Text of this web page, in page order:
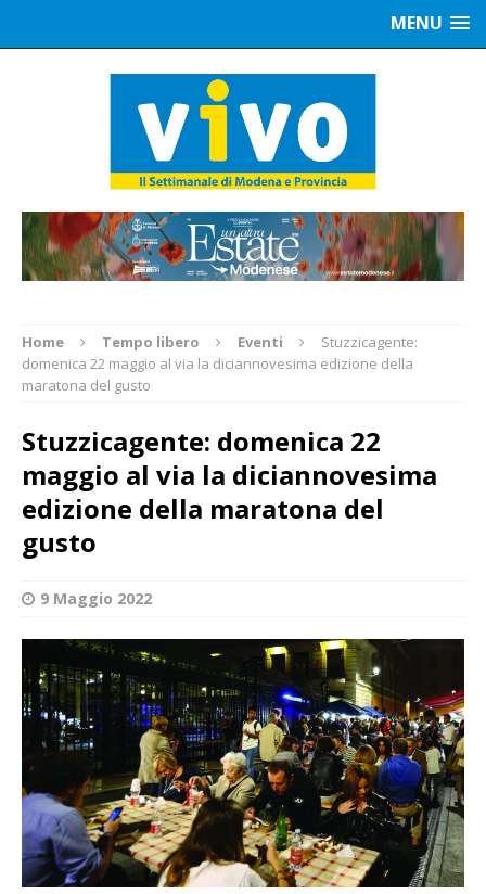
MENU
Home Tempo libero Eventi
Stuzzicagente:
domenica 22 maggio al via la diciannovesima edizione della
maratona del gusto
Stuzzicagente: domenica 22
maggio al via la diciannovesima
edizione della maratona del
gusto
9 Maggio 2022